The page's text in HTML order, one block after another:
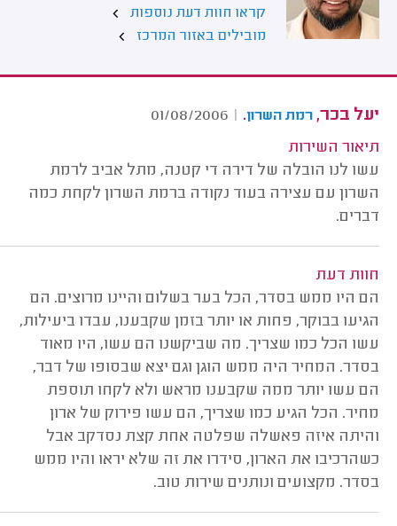
קראו חוות דעת נוספות
מובילים באזור המרכז
יעל בכר, רמת השרון.
|
01/08/2006
תיאור השירות
עשו לנו הובלה של דירה די קטנה, מתל אביב לרמת
השרון עם עצירה בעוד נקודה ברמת השרון לקחת כמה
דברים.
חוות דעת
הם היו ממש בסדר, הכל בער בשלום והיינו מרוצים. הם
הגיעו בבוקר, פחות או יותר בזמן שקבענו, עבדו ביעילות,
עשו הכל כמו שצריך. מה שביקשנו הם עשו, היו מאוד
בסדר. המחיר היה ממש הוגן וגם יצא שבסופו של דבר,
הם עשו יותר ממה שקבענו מראש ולא לקחו תוספת
מחיר. הכל הגיע כמו שצריך, הם עשו פירוק של ארון
והיתה איזה פאשלה שפלטה אחת קצת נסדקב אבל
כשהרכיבו את הארון, סידרו את זה שלא יראו והיו ממש
בסדר. מקצועים ונותנים שירות טוב.